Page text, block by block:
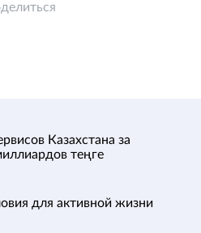
Казахстана за
теңге
для активной жизни